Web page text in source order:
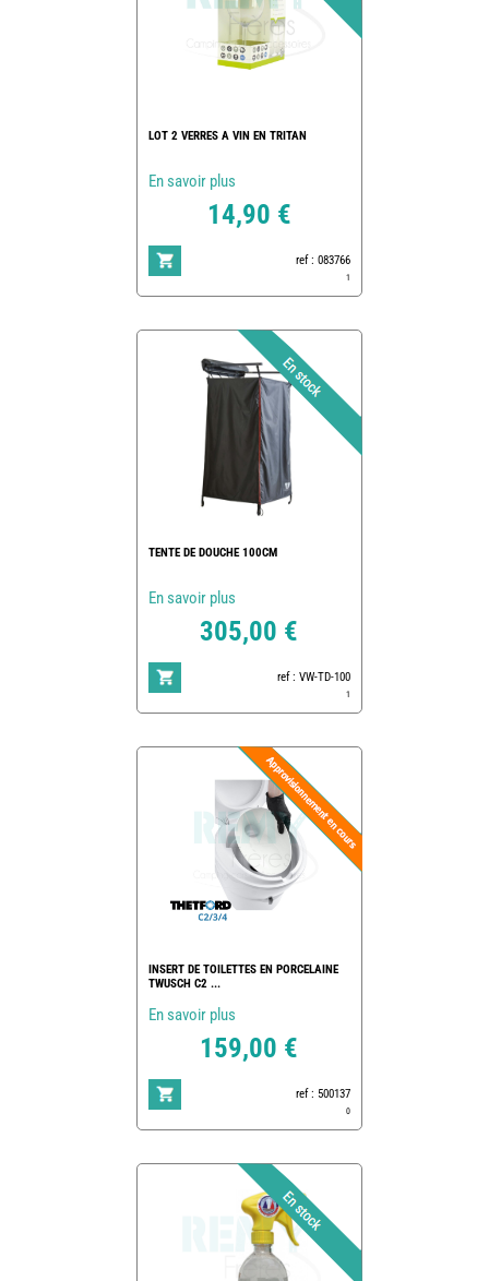
LOT 2 VERRES A VIN EN TRITAN
En savoir plus
14,90 €
ref : 083766
1
TENTE DE DOUCHE 100CM
En savoir plus
305,00 €
ref : VW-TD-100
1
INSERT DE TOILETTES EN PORCELAINE
TWUSCH C2 ...
En savoir plus
159,00 €
ref : 500137
0